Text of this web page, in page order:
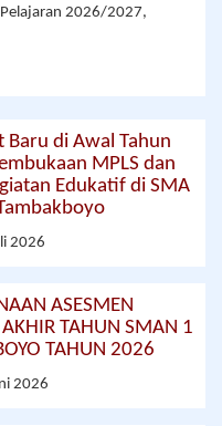
2026/2027,
Baru di Awal Tahun
MPLS dan
Edukatif di SMA
2026
ASESMEN
TAHUN SMAN 1
TAHUN 2026
2026